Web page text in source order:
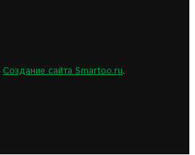
Создание сайта Smartoo.ru.